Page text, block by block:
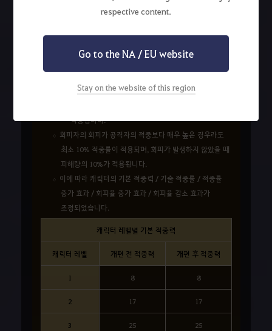
respective content.
Go to the NA / EU website
Stay on the website of this region
적중 / 회피 시스템이 개편되었습니다.
상관 관계에 따라 피해량이 감소되어 적용됩니다.
적용됩니다.
회피자의 회피가 공격자의 적중보다 매우 높은 경우라도
최소 10% 적중률이 적용되며, 회피가 발생하지 않았을 때
피해량의 10%가 적용됩니다.
이에 따라 캐릭터의 기본 적중력 / 기술 적중률 / 적중률
증가 효과 / 회피율 증가 효과 / 회피율 감소 효과가
조정되었습니다.
캐릭터 레벨별 기본 적중력
캐릭터 레벨 개편 전 적중력 개편 후 적중력
1 8 8
2 17 17
3 25 25